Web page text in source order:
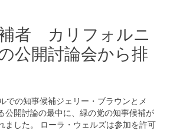
者 カリフォルニ
公開討論会から排
での知事候補ジェリー・ブラウンとメ
公開討論の最中に、緑の党の知事候補が
ました。 ローラ・ウェルズは参加を許可